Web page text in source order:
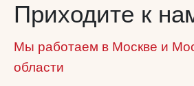
Приходите к
Мы работаем в Москве и
области